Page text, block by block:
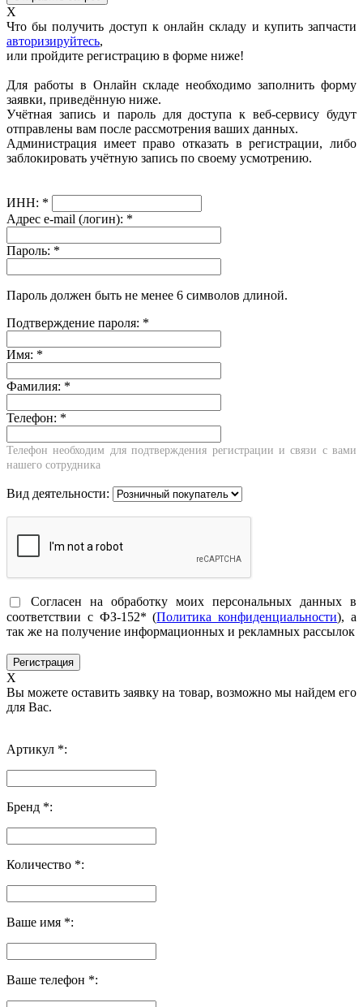
X
Что бы получить доступ к онлайн складу и купить запчасти
авторизируйтесь,
или пройдите регистрацию в форме ниже!
Для работы в Онлайн складе необходимо заполнить форму
заявки, приведённую ниже.
Учётная запись и пароль для доступа к веб-сервису будут
отправлены вам после рассмотрения ваших данных.
Администрация имеет право отказать в регистрации, либо
заблокировать учётную запись по своему усмотрению.
ИНН: *
Адрес e-mail (логин): *
Пароль: *
Пароль должен быть не менее 6 символов длиной.
Подтверждение пароля: *
Имя: *
Фамилия: *
Телефон: *
Телефон необходим для подтверждения регистрации и связи с вами
нашего сотрудника
Вид деятельности:
Согласен на обработку моих персональных данных в
соответствии с ФЗ-152* (Политика конфиденциальности), а
так же на получение информационных и рекламных рассылок
X
Вы можете оставить заявку на товар, возможно мы найдем его
для Вас.
Артикул *:
Бренд *:
Количество *:
Ваше имя *:
Ваше телефон *: